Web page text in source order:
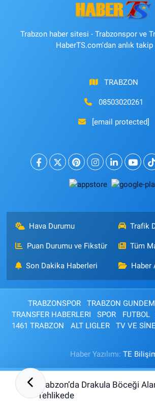
Trabzon haber sitesi - Trabzonspor ve
HaberTS.com'dan anlık
TRABZON
08503020261
[email protected]
Hava Durumu Trafik
Puan Durumu ve Fikstür Tüm
Son Dakika Haberleri Haber
TRABZONSPOR TRABZON
TRANSFER HABERLERI
SPOR FUTBOL
1461 TRABZON
ALT LIGLER TV VE
Haber Yazılımı: TE
13:14
Trabzon’da Drakula Böceği
Tehlikede